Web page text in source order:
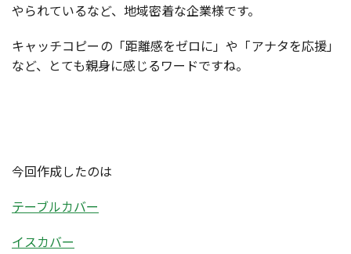
やられているなど、地域密着な企業様です。
キャッチコピーの「距離感をゼロに」や「アナタを応援」
など、とても親身に感じるワードですね。
今回作成したのは
テーブルカバー
イスカバー